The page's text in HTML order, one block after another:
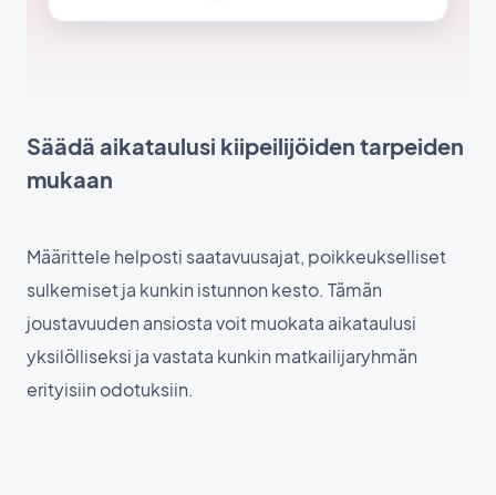
Säädä aikataulusi kiipeilijöiden tarpeiden
mukaan
Määrittele helposti saatavuusajat, poikkeukselliset
sulkemiset ja kunkin istunnon kesto. Tämän
joustavuuden ansiosta voit muokata aikataulusi
yksilölliseksi ja vastata kunkin matkailijaryhmän
erityisiin odotuksiin.